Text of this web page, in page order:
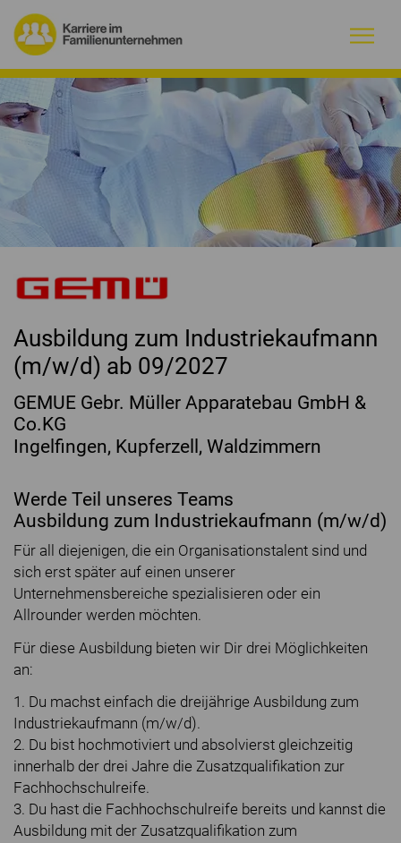
Warum Familienunternehmen?
Firmenprofile
Jobs
Magazin
Initiative
Kontakt
Ausbildung zum Industriekaufmann
(m/w/d) ab 09/2027
GEMUE Gebr. Müller Apparatebau GmbH &
Co.KG
Ingelfingen, Kupferzell, Waldzimmern
Werde Teil unseres Teams
Ausbildung zum Industriekaufmann (m/w/d)
Für all diejenigen, die ein Organisationstalent sind und
sich erst später auf einen unserer
Unternehmensbereiche spezialisieren oder ein
Allrounder werden möchten.
Für diese Ausbildung bieten wir Dir drei Möglichkeiten
an:
1. Du machst einfach die dreijährige Ausbildung zum
Industriekaufmann (m/w/d).
2. Du bist hochmotiviert und absolvierst gleichzeitig
innerhalb der drei Jahre die Zusatzqualifikation zur
Fachhochschulreife.
3. Du hast die Fachhochschulreife bereits und kannst die
Ausbildung mit der Zusatzqualifikation zum